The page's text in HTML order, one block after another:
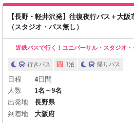
【長野・軽井沢発】往復夜行バス＋大
（スタジオ・パス無し）
近鉄バスで行く！ユニバーサル・スタジオ
行きバス 1泊 帰りバス
日程 4日間
人数
1名～9名
出発地
長野県
到着地
大阪府